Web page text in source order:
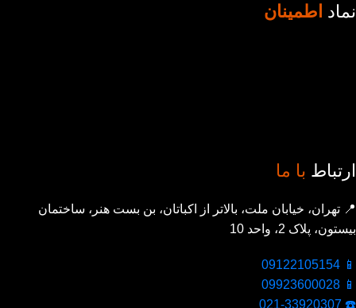
نماد اطمینان
ارتباط با ما
📍 تهران، خیابان ملت، بالاتر از اکباتان، بن بست هنر، ساختمان
بیستون، پلاک 2، واحد 10
📱 09122105154
📱 09923600028
☎️ 021-33920307